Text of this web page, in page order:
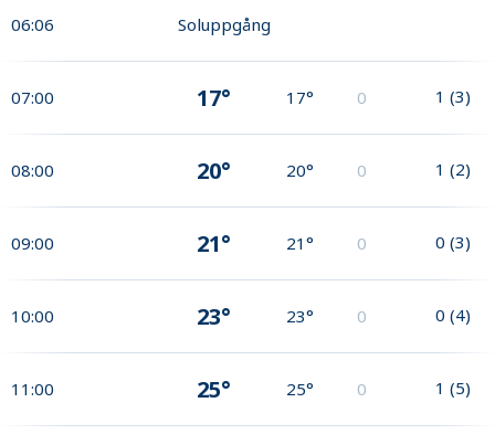
06:06 Soluppgång
07:00 17° 17° 0 1 (3)
08:00 20° 20° 0 1 (2)
09:00 21° 21° 0 0 (3)
10:00 23° 23° 0 0 (4)
11:00 25° 25° 0 1 (5)